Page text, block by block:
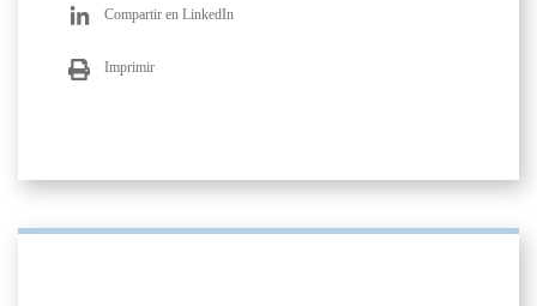
Compartir en LinkedIn
Imprimir